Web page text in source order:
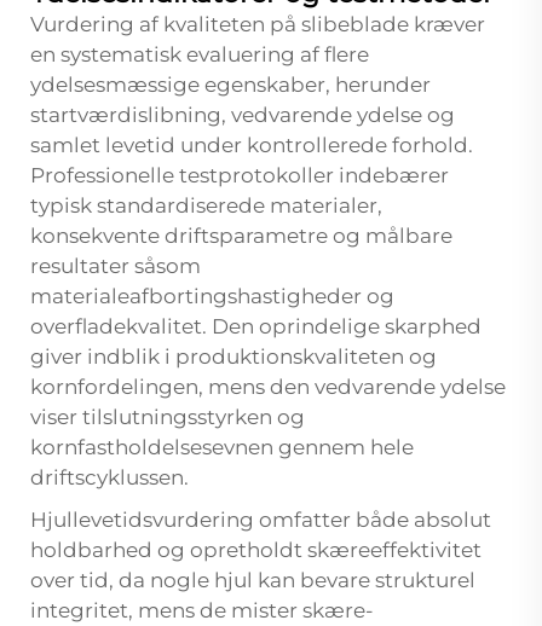
Vurdering af kvaliteten på slibeblade kræver
en systematisk evaluering af flere
ydelsesmæssige egenskaber, herunder
startværdislibning, vedvarende ydelse og
samlet levetid under kontrollerede forhold.
Professionelle testprotokoller indebærer
typisk standardiserede materialer,
konsekvente driftsparametre og målbare
resultater såsom
materialeafbortingshastigheder og
overfladekvalitet. Den oprindelige skarphed
giver indblik i produktionskvaliteten og
kornfordelingen, mens den vedvarende ydelse
viser tilslutningsstyrken og
kornfastholdelsesevnen gennem hele
driftscyklussen.
Hjullevetidsvurdering omfatter både absolut
holdbarhed og opretholdt skæreeffektivitet
over tid, da nogle hjul kan bevare strukturel
integritet, mens de mister skære-